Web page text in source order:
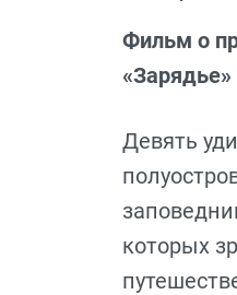
Фильм о
«Зарядье»
Девять
которых